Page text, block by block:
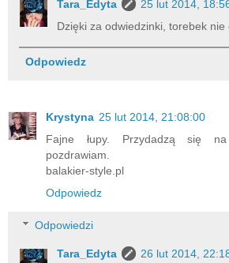
Tara_Edyta
25 lut 2014,
Dzięki za odwiedzinki, torebek nie
Odpowiedz
Krystyna 25 lut 2014, 21:08:00
Fajne łupy. Przydadzą się
pozdrawiam.
balakier-style.pl
Odpowiedz
Odpowiedzi
Tara_Edyta
26 lut 2014,